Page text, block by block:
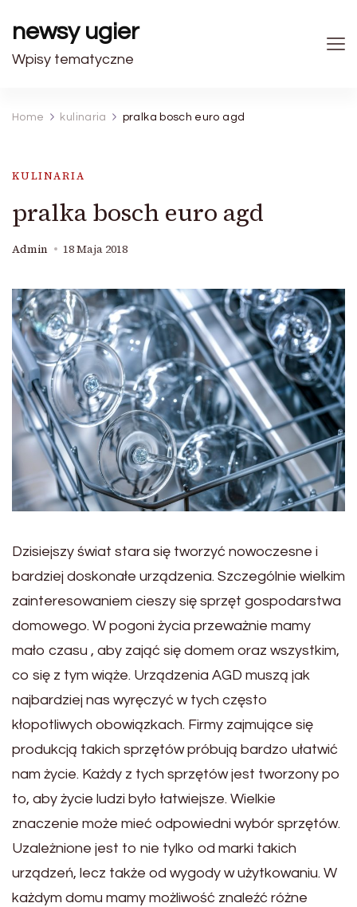
newsy ugier
Wpisy tematyczne
Home kulinaria pralka bosch euro agd
KULINARIA
pralka bosch euro agd
Admin 18 Maja 2018
Dzisiejszy świat stara się tworzyć nowoczesne i
bardziej doskonałe urządzenia. Szczególnie wielkim
zainteresowaniem cieszy się sprzęt gospodarstwa
domowego. W pogoni życia przeważnie mamy
mało czasu , aby zająć się domem oraz wszystkim,
co się z tym wiąże. Urządzenia AGD muszą jak
najbardziej nas wyręczyć w tych często
kłopotliwych obowiązkach. Firmy zajmujące się
produkcją takich sprzętów próbują bardzo ułatwić
nam życie. Każdy z tych sprzętów jest tworzony po
to, aby życie ludzi było łatwiejsze. Wielkie
znaczenie może mieć odpowiedni wybór sprzętów.
Uzależnione jest to nie tylko od marki takich
urządzeń, lecz także od wygody w użytkowaniu. W
każdym domu mamy możliwość znaleźć różne